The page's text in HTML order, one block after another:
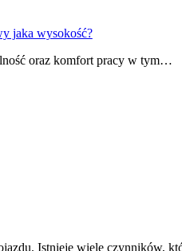
jaka wysokość?
oraz komfort pracy w tym…
Istnieje wiele czynników,